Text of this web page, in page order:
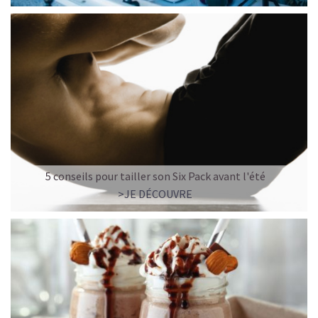
LE PLAISIR D’UN DESSERT GLACÉ, SANS LE SUCRE EN
TROP
5 conseils pour tailler son Six Pack avant l'été
>JE DÉCOUVRE